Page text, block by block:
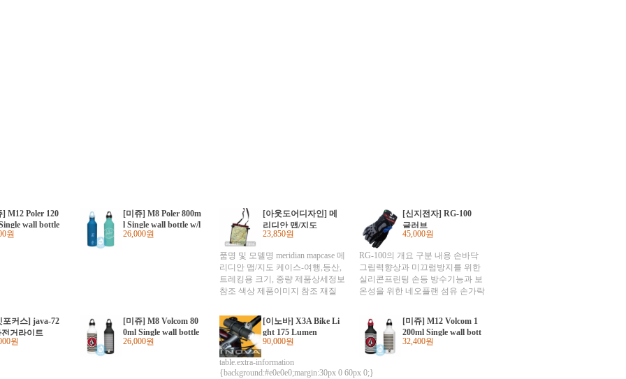
] M12 Poler 120
wall bottle
cap
원
[미쥬] M8 Poler 800m
l Single wall bottle w/l
oop cap
26,000원
[아웃도어디자인] 메
리디안 맵/지도
23,850원
품명 및 모델명 meridian mapcase 메
리디안 맵/지도 케이스-여행,등산,
트레킹용 크기, 중량 제품상세정보
참조 색상 제품이미지 참조 재질
상세정보 참조 동일모델의 출시년
월 2012 제조자/수입자 오디파크
제조국 CHINA 상품별 세부 사양
제품상세정보 참조 품질보증기준
구입 후 1주일 이내 사용전 상품에
한해 교환/반품가능 A/S 책임자와
[신지전자] RG-100
글러브
45,000원
RG-100의 개요 구분 내용 손바닥
그립력향상과 미끄럼방지를 위한
실리콘프린팅 손등 방수기능과 보
온성을 위한 네오플랜 섬유 손가락
크로피버 섬유 내부소재 땀의 방출
과 보온을 위한 멤브레인섬유 / 폴
라폴리스섬유 탈장착방법 지퍼스
타일 출시년도 2009년 10월 사이즈
의 특징 땀을 닦기 위한 Terry소재
포커스] java-72
전거라이트
원
[미쥬] M8 Volcom 80
0ml Single wall bottle
w/loop cap
26,000원
[이노바] X3A Bike Li
ght 175 Lumen
90,000원
table.extra-information
{background:#e0e0e0;margin:30px 0 60px 0;}
[미쥬] M12 Volcom 1
200ml Single wall bott
le w/loop cap
32,400원